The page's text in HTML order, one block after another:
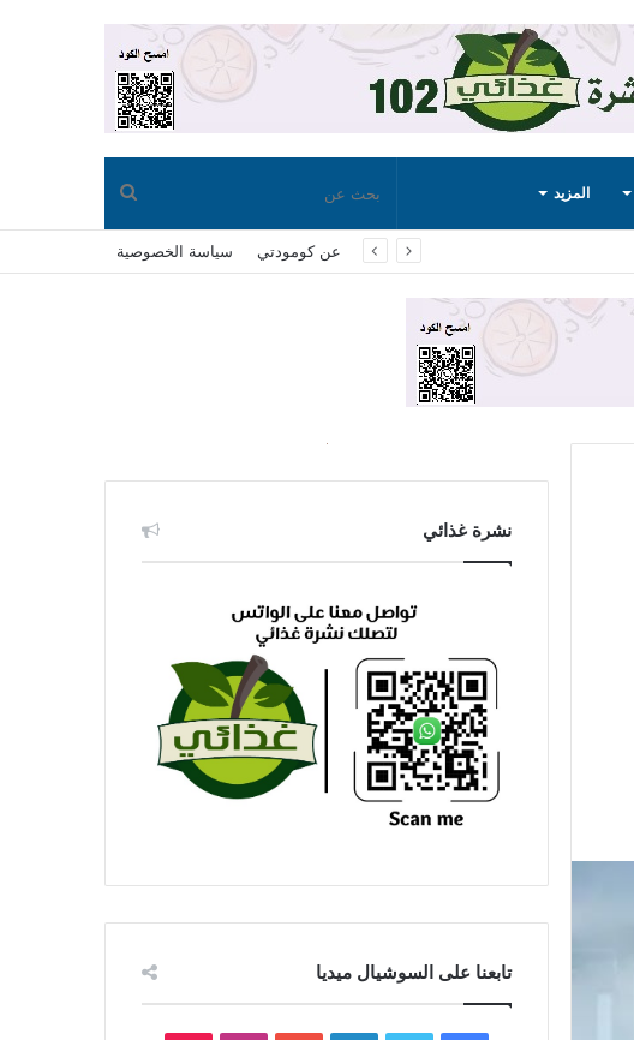
المزيد بحث
عن
عن كومودتي سياسة الخصوصية
نشرة غذائي
تابعنا على السوشيال ميديا